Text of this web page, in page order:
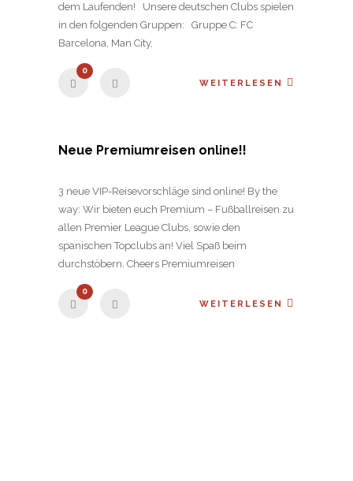
dem Laufenden! Unsere deutschen Clubs spielen
in den folgenden Gruppen: Gruppe C: FC
Barcelona, Man City,
0
WEITERLESEN
Neue Premiumreisen online!!
3 neue VIP-Reisevorschläge sind online! By the
way: Wir bieten euch Premium – Fußballreisen zu
allen Premier League Clubs, sowie den
spanischen Topclubs an! Viel Spaß beim
durchstöbern. Cheers Premiumreisen
0
WEITERLESEN